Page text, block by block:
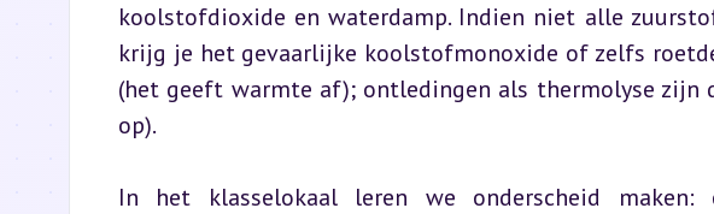
koolstofdioxide en waterdamp. Indien niet alle
krijg je het gevaarlijke koolstofmonoxide of zelfs
(het geeft warmte af); ontledingen als thermolyse zijn
op).
In het klasselokaal leren we onderscheid